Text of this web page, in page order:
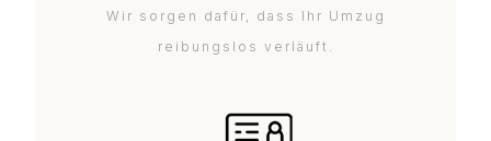
Wir sorgen dafür, dass Ihr Umzug
reibungslos verläuft.